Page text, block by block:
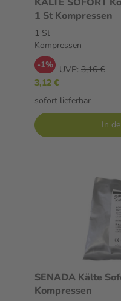
1 St Kompressen
1 St
Kompressen
-1% UVP: 3,16 €
3,12 €
sofort lieferbar
In
SENADA Kälte
Kompressen